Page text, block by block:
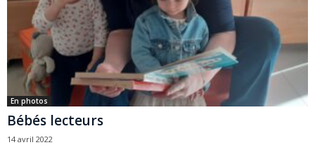
En photos
Bébés lecteurs
14 avril 2022